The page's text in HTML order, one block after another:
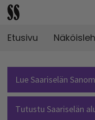
Etusivu
Lue Saariselän
Tutustu Saariselän